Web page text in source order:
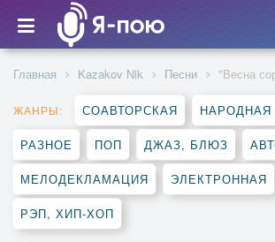
Главная Kazakov Nik Песни "Весна
ЖАНРЫ: СОАВТОРСКАЯ НАРОДНАЯ
РАЗНОЕ ПОП ДЖАЗ, БЛЮЗ
МЕЛОДЕКЛАМАЦИЯ ЭЛЕКТРОННАЯ
РЭП, ХИП-ХОП